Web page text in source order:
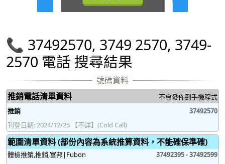
📞 37492570, 3749 2570, 3749-
2570 電話 搜尋結果
推銷電話清單資料
不會發佈到手機程式
推銷
37492570
刊登日期: 2024/12/25 【不詳】(Cold Call)
範圍清單資料 (部份內容為系統推算資料，不能確保準確)
體檢推銷,推銷,富邦|Fubon 37492395 - 37492599